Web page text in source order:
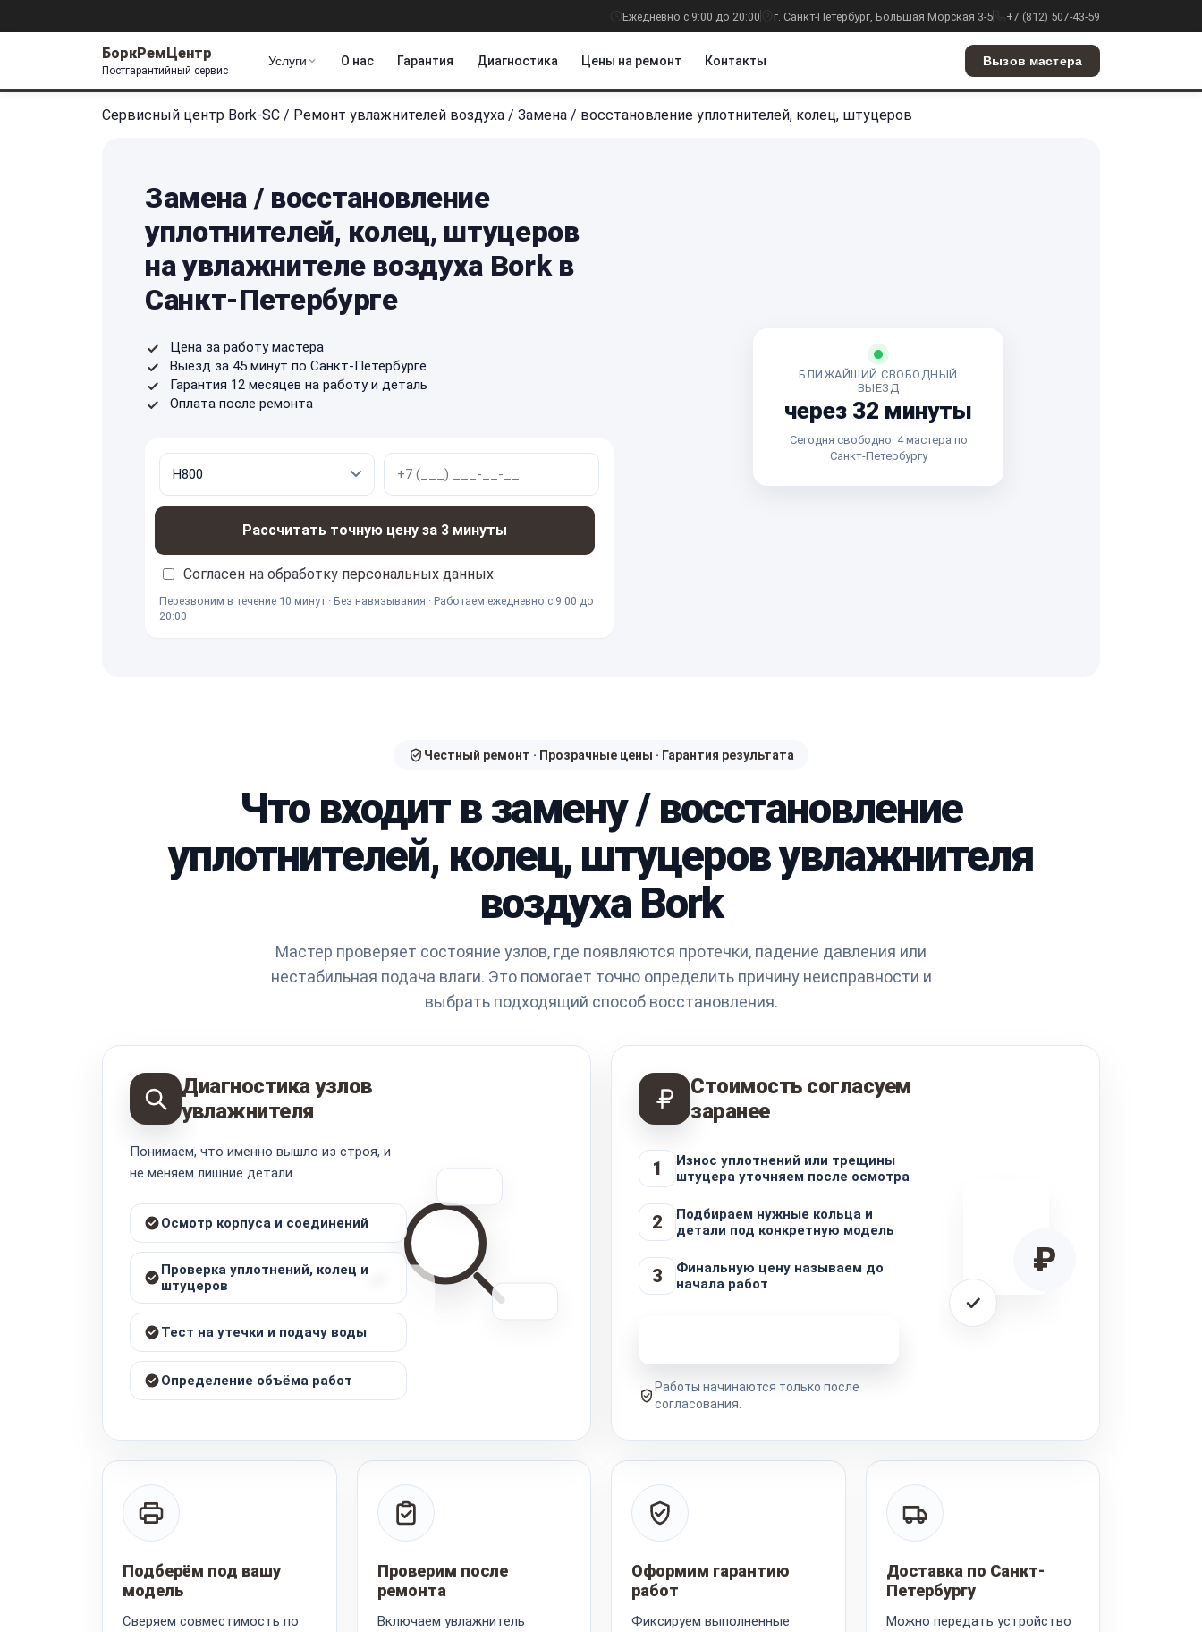
Ежедневно с 9:00 до 20:00 г. Санкт-Петербург, Большая Морская 3-5 +7 (812) 507-43-59
БоркРемЦентр
Постгарантийный сервис
Услуги О нас Гарантия Диагностика Цены на ремонт Контакты Вызов мастера
Сервисный центр Bork-SC / Ремонт увлажнителей воздуха / Замена / восстановление уплотнителей, колец, штуцеров
Замена / восстановление
уплотнителей, колец, штуцеров
на увлажнителе воздуха Bork в
Санкт-Петербурге
Цена за работу мастера
Выезд за 45 минут по Санкт-Петербурге
Гарантия 12 месяцев на работу и деталь
Оплата после ремонта
Рассчитать точную цену за 3 минуты
Согласен на обработку персональных данных
Перезвоним в течение 10 минут · Без навязывания · Работаем ежедневно с 9:00 до
20:00
БЛИЖАЙШИЙ СВОБОДНЫЙ
ВЫЕЗД
через 32 минуты
Сегодня свободно: 4 мастера по
Санкт-Петербургу
Честный ремонт · Прозрачные цены · Гарантия результата
Что входит в замену / восстановление
уплотнителей, колец, штуцеров увлажнителя
воздуха Bork
Мастер проверяет состояние узлов, где появляются протечки, падение давления или
нестабильная подача влаги. Это помогает точно определить причину неисправности и
выбрать подходящий способ восстановления.
Диагностика узлов
увлажнителя
Понимаем, что именно вышло из строя, и
не меняем лишние детали.
Осмотр корпуса и соединений
Проверка уплотнений, колец и
штуцеров
Тест на утечки и подачу воды
Определение объёма работ
Стоимость согласуем
заранее
1
Износ уплотнений или трещины
штуцера уточняем после осмотра
2
Подбираем нужные кольца и
детали под конкретную модель
3
Финальную цену называем до
начала работ
Работы начинаются только после
согласования.
₽
Подберём под вашу
модель
Сверяем совместимость по
Проверим после
ремонта
Включаем увлажнитель
Оформим гарантию
работ
Фиксируем выполненные
Доставка по Санкт-
Петербургу
Можно передать устройство